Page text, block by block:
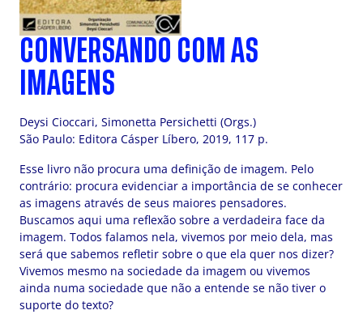
CONVERSANDO COM AS
IMAGENS
Deysi Cioccari, Simonetta Persichetti (Orgs.)
São Paulo: Editora Cásper Líbero, 2019, 117 p.
Esse livro não procura uma definição de imagem. Pelo
contrário: procura evidenciar a importância de se conhecer
as imagens através de seus maiores pensadores.
Buscamos aqui uma reflexão sobre a verdadeira face da
imagem. Todos falamos nela, vivemos por meio dela, mas
será que sabemos refletir sobre o que ela quer nos dizer?
Vivemos mesmo na sociedade da imagem ou vivemos
ainda numa sociedade que não a entende se não tiver o
suporte do texto?